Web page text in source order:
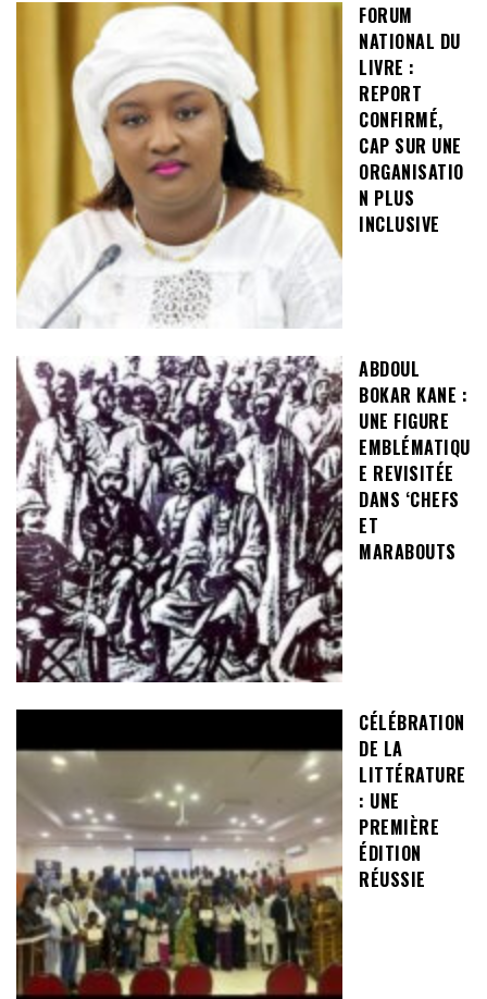
FORUM
NATIONAL DU
LIVRE :
REPORT
CONFIRMÉ,
CAP SUR UNE
ORGANISATIO
N PLUS
INCLUSIVE
ABDOUL
BOKAR KANE :
UNE FIGURE
EMBLÉMATIQU
E REVISITÉE
DANS ‘CHEFS
ET
MARABOUTS
CÉLÉBRATION
DE LA
LITTÉRATURE
: UNE
PREMIÈRE
ÉDITION
RÉUSSIE